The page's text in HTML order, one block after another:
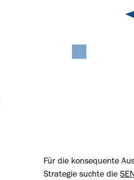
Für die konsequente
Strategie suchte die